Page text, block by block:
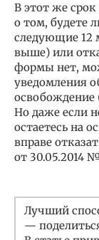
В этот же
о том, будете
следующие 12
выше) или
формы нет,
уведомления
освобождение
Но даже если
остаетесь на
вправе
от 30.05.2014
Лучший
—